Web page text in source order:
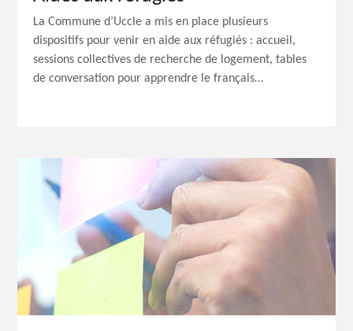
La Commune d’Uccle a mis en place plusieurs
dispositifs pour venir en aide aux réfugiés : accueil,
sessions collectives de recherche de logement, tables
de conversation pour apprendre le français…